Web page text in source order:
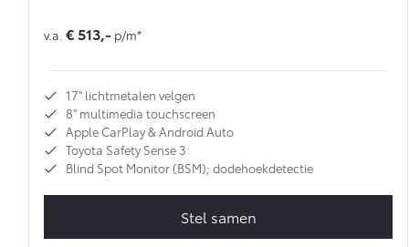
v.a. € 513,- p/m*
17'' lichtmetalen velgen
8'' multimedia touchscreen
Apple CarPlay & Android Auto
Toyota Safety Sense 3
Blind Spot Monitor (BSM); dodehoekdetectie
Stel samen